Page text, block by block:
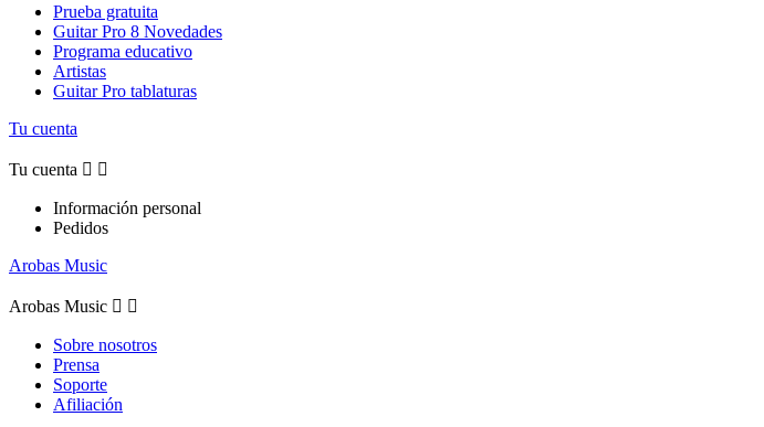
Prueba gratuita
Guitar Pro 8 Novedades
Programa educativo
Artistas
Guitar Pro tablaturas
Tu cuenta
Tu cuenta  
Información personal
Pedidos
Arobas Music
Arobas Music  
Sobre nosotros
Prensa
Soporte
Afiliación